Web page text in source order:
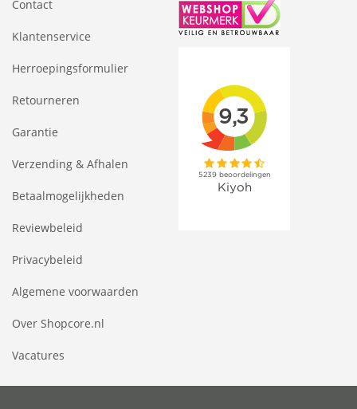
Contact
Klantenservice
Herroepingsformulier
Retourneren
Garantie
Verzending & Afhalen
Betaalmogelijkheden
Reviewbeleid
Privacybeleid
Algemene voorwaarden
Over Shopcore.nl
Vacatures